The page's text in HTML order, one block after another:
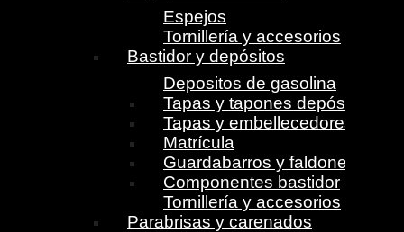
Espejos
Tornillería y accesorios
Bastidor y depósitos
Depositos de gasolina
Tapas y tapones depósito
Tapas y embellecedores
Matrícula
Guardabarros y faldones
Componentes bastidor
Tornillería y accesorios
Parabrisas y carenados